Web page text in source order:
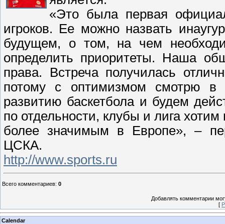
«Это была первая
игроков. Ее можно назвать
будущем, о том, на чем
определить приоритеты. Наша
права. Встреча получилась
потому с оптимизмом смотрю
развитию баскетбола и будем
по отдельности, клубы и лига
более значимым в Европе», –
ЦСКА.
http://www.sports.ru
Всего комментариев: 0
Добавлять комментарии
[
Calendar